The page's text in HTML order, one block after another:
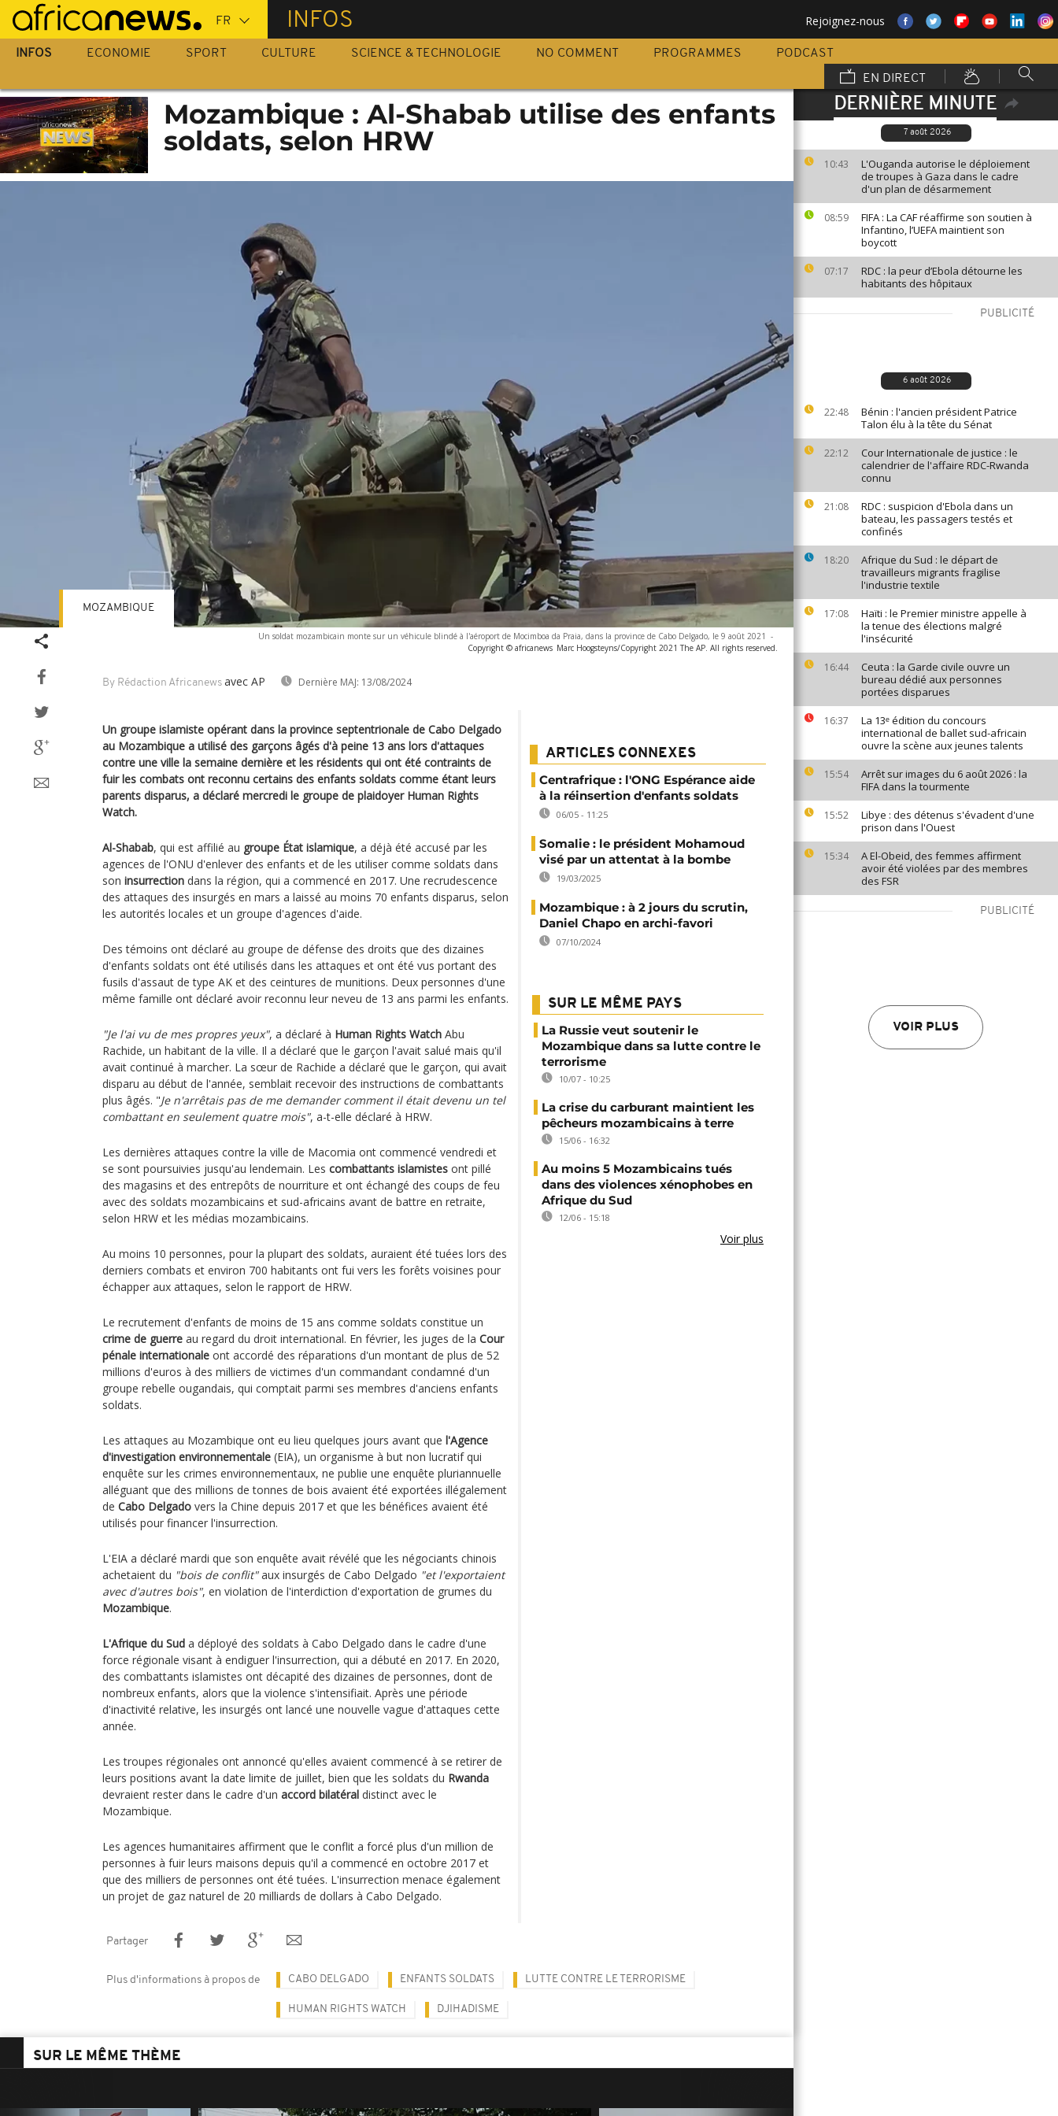
Passer
au
contenu
INFOS Rejoignez-nous
INFOS ECONOMIE SPORT CULTURE SCIENCE & TECHNOLOGIE NO COMMENT PROGRAMMES
PODCAST
EN DIRECT
DERNIÈRE MINUTE
7 août 2026
10:43
L'Ouganda autorise le déploiement
de troupes à Gaza dans le cadre
d'un plan de désarmement
08:59
FIFA : La CAF réaffirme son soutien à
Infantino, l’UEFA maintient son
boycott
07:17
RDC : la peur d’Ebola détourne les
habitants des hôpitaux
PUBLICITÉ
6 août 2026
22:48
Bénin : l'ancien président Patrice
Talon élu à la tête du Sénat
22:12
Cour Internationale de justice : le
calendrier de l'affaire RDC-Rwanda
connu
21:08
RDC : suspicion d'Ebola dans un
bateau, les passagers testés et
confinés
18:20
Afrique du Sud : le départ de
travailleurs migrants fragilise
l'industrie textile
17:08
Haïti : le Premier ministre appelle à
la tenue des élections malgré
l'insécurité
16:44
Ceuta : la Garde civile ouvre un
bureau dédié aux personnes
portées disparues
16:37
La 13ᵉ édition du concours
international de ballet sud-africain
ouvre la scène aux jeunes talents
15:54
Arrêt sur images du 6 août 2026 : la
FIFA dans la tourmente
15:52
Libye : des détenus s'évadent d'une
prison dans l'Ouest
15:34
A El-Obeid, des femmes affirment
avoir été violées par des membres
des FSR
PUBLICITÉ
VOIR PLUS
Mozambique : Al-Shabab utilise des enfants
soldats, selon HRW
Un soldat mozambicain monte sur un véhicule blindé à l'aéroport de Mocimboa da Praia, dans la province de Cabo Delgado, le 9 août 2021 -
Copyright © africanews Marc Hoogsteyns/Copyright 2021 The AP. All rights reserved.
By Rédaction Africanews avec AP Dernière MAJ: 13/08/2024
MOZAMBIQUE
Un groupe islamiste opérant dans la province septentrionale de Cabo Delgado
au Mozambique a utilisé des garçons âgés d'à peine 13 ans lors d'attaques
contre une ville la semaine dernière et les résidents qui ont été contraints de
fuir les combats ont reconnu certains des enfants soldats comme étant leurs
parents disparus, a déclaré mercredi le groupe de plaidoyer Human Rights
Watch.
Al-Shabab, qui est affilié au groupe État islamique, a déjà été accusé par les
agences de l'ONU d'enlever des enfants et de les utiliser comme soldats dans
son insurrection dans la région, qui a commencé en 2017. Une recrudescence
des attaques des insurgés en mars a laissé au moins 70 enfants disparus, selon
les autorités locales et un groupe d'agences d'aide.
Des témoins ont déclaré au groupe de défense des droits que des dizaines
d'enfants soldats ont été utilisés dans les attaques et ont été vus portant des
fusils d'assaut de type AK et des ceintures de munitions. Deux personnes d'une
même famille ont déclaré avoir reconnu leur neveu de 13 ans parmi les enfants.
"Je l'ai vu de mes propres yeux", a déclaré à Human Rights Watch Abu
Rachide, un habitant de la ville. Il a déclaré que le garçon l'avait salué mais qu'il
avait continué à marcher. La sœur de Rachide a déclaré que le garçon, qui avait
disparu au début de l'année, semblait recevoir des instructions de combattants
plus âgés. "Je n'arrêtais pas de me demander comment il était devenu un tel
combattant en seulement quatre mois", a-t-elle déclaré à HRW.
Les dernières attaques contre la ville de Macomia ont commencé vendredi et
se sont poursuivies jusqu'au lendemain. Les combattants islamistes ont pillé
des magasins et des entrepôts de nourriture et ont échangé des coups de feu
avec des soldats mozambicains et sud-africains avant de battre en retraite,
selon HRW et les médias mozambicains.
Au moins 10 personnes, pour la plupart des soldats, auraient été tuées lors des
derniers combats et environ 700 habitants ont fui vers les forêts voisines pour
échapper aux attaques, selon le rapport de HRW.
Le recrutement d'enfants de moins de 15 ans comme soldats constitue un
crime de guerre au regard du droit international. En février, les juges de la Cour
pénale internationale ont accordé des réparations d'un montant de plus de 52
millions d'euros à des milliers de victimes d'un commandant condamné d'un
groupe rebelle ougandais, qui comptait parmi ses membres d'anciens enfants
soldats.
Les attaques au Mozambique ont eu lieu quelques jours avant que l'Agence
d'investigation environnementale (EIA), un organisme à but non lucratif qui
enquête sur les crimes environnementaux, ne publie une enquête pluriannuelle
alléguant que des millions de tonnes de bois avaient été exportées illégalement
de Cabo Delgado vers la Chine depuis 2017 et que les bénéfices avaient été
utilisés pour financer l'insurrection.
L'EIA a déclaré mardi que son enquête avait révélé que les négociants chinois
achetaient du "bois de conflit"aux insurgés de Cabo Delgado "et l'exportaient
avec d'autres bois", en violation de l'interdiction d'exportation de grumes du
Mozambique.
L'Afrique du Sud a déployé des soldats à Cabo Delgado dans le cadre d'une
force régionale visant à endiguer l'insurrection, qui a débuté en 2017. En 2020,
des combattants islamistes ont décapité des dizaines de personnes, dont de
nombreux enfants, alors que la violence s'intensifiait. Après une période
d'inactivité relative, les insurgés ont lancé une nouvelle vague d'attaques cette
année.
Les troupes régionales ont annoncé qu'elles avaient commencé à se retirer de
leurs positions avant la date limite de juillet, bien que les soldats du Rwanda
devraient rester dans le cadre d'un accord bilatéral distinct avec le
Mozambique.
Les agences humanitaires affirment que le conflit a forcé plus d'un million de
personnes à fuir leurs maisons depuis qu'il a commencé en octobre 2017 et
que des milliers de personnes ont été tuées. L'insurrection menace également
un projet de gaz naturel de 20 milliards de dollars à Cabo Delgado.
ARTICLES CONNEXES
Centrafrique : l'ONG Espérance aide
à la réinsertion d'enfants soldats
06/05 - 11:25
Somalie : le président Mohamoud
visé par un attentat à la bombe
19/03/2025
Mozambique : à 2 jours du scrutin,
Daniel Chapo en archi-favori
07/10/2024
SUR LE MÊME PAYS
La Russie veut soutenir le
Mozambique dans sa lutte contre le
terrorisme
10/07 - 10:25
La crise du carburant maintient les
pêcheurs mozambicains à terre
15/06 - 16:32
Au moins 5 Mozambicains tués
dans des violences xénophobes en
Afrique du Sud
12/06 - 15:18
Voir plus
Partager
Plus d'informations à propos de CABO DELGADO ENFANTS SOLDATS LUTTE CONTRE LE TERRORISME
HUMAN RIGHTS WATCH DJIHADISME
SUR LE MÊME THÈME